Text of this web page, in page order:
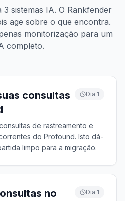
sistemas IA. O Rankfender
age sobre o que encontra.
monitorização para um
completo.
consultas
Dia 1
de rastreamento e
do Profound. Isto dá-
limpo para a migração.
no
Dia 1